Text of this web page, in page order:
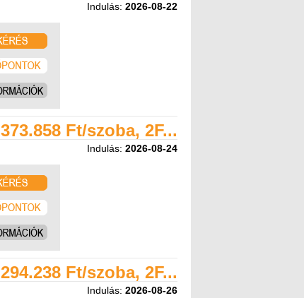
Indulás: 2026-08-22
373.858 Ft/szoba, 2F...
Indulás: 2026-08-24
294.238 Ft/szoba, 2F...
Indulás: 2026-08-26